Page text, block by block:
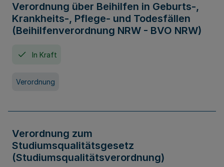
Verordnung über Beihilfen in Geburts-,
Krankheits-, Pflege- und Todesfällen
(Beihilfenverordnung NRW - BVO NRW)
In Kraft
Verordnung
Verordnung zum
Studiumsqualitätsgesetz
(Studiumsqualitätsverordnung)